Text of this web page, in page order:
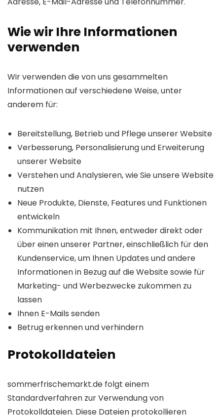
Wie wir Ihre Informationen
verwenden
Wir verwenden die von uns gesammelten
Informationen auf verschiedene Weise, unter
anderem für:
Bereitstellung, Betrieb und Pflege unserer Website
Verbesserung, Personalisierung und Erweiterung
unserer Website
Verstehen und Analysieren, wie Sie unsere Website
nutzen
Neue Produkte, Dienste, Features und Funktionen
entwickeln
Kommunikation mit Ihnen, entweder direkt oder
über einen unserer Partner, einschließlich für den
Kundenservice, um Ihnen Updates und andere
Informationen in Bezug auf die Website sowie für
Marketing- und Werbezwecke zukommen zu
lassen
Ihnen E-Mails senden
Betrug erkennen und verhindern
Protokolldateien
sommerfrischemarkt.de folgt einem
Standardverfahren zur Verwendung von
Protokolldateien. Diese Dateien protokollieren